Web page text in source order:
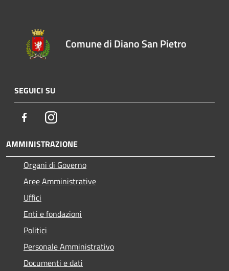
Comune di Diano San Pietro
SEGUICI SU
FacebookInstagram
AMMINISTRAZIONE
Organi di Governo
Aree Amministrative
Uffici
Enti e fondazioni
Politici
Personale Amministrativo
Documenti e dati